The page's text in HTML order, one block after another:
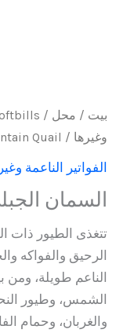
بيت / محل /
وغيرها / Mountain Quail
الفواتير الناعمة
السمان
تتغذى الطيور ذات
الرحيق والفواكه
الناعم طويلة، ومن
الشمس، وطيور
والغربان، وحمام